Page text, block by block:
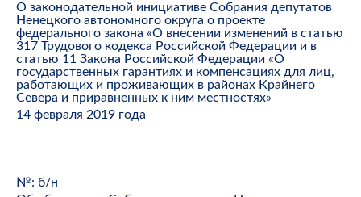
О законодательной инициативе Собрания депутатов
Ненецкого автономного округа о проекте
федерального закона «О внесении изменений в статью
317 Трудового кодекса Российской Федерации и в
статью 11 Закона Российской Федерации «О
государственных гарантиях и компенсациях для лиц,
работающих и проживающих в районах Крайнего
Севера и приравненных к ним местностях»
14 февраля 2019 года
№: б/н